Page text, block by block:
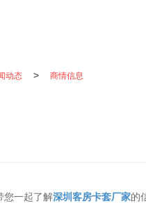
动态 > 商情信息
您一起了解深圳客房卡套厂家的